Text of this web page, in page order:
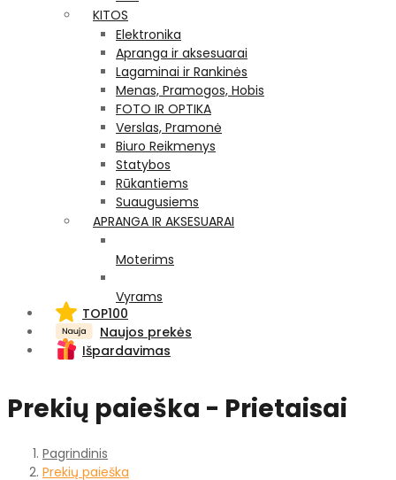
KITOS
Elektronika
Apranga ir aksesuarai
Lagaminai ir Rankinės
Menas, Pramogos, Hobis
FOTO IR OPTIKA
Verslas, Pramonė
Biuro Reikmenys
Statybos
Rūkantiems
Suaugusiems
APRANGA IR AKSESUARAI
Moterims
Vyrams
TOP100
Naujos prekės
Išpardavimas
Prekių paieška - Prietaisai
Pagrindinis
Prekių paieška